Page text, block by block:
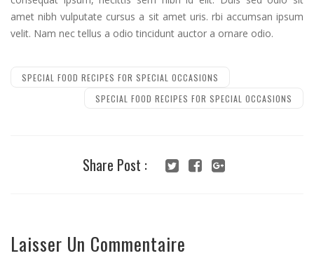
amet nibh vulputate cursus a sit amet uris. rbi accumsan ipsum
velit. Nam nec tellus a odio tincidunt auctor a ornare odio.
de
SPECIAL FOOD RECIPES FOR SPECIAL OCCASIONS
SPECIAL FOOD RECIPES FOR SPECIAL OCCASIONS
Share Post :
Laisser Un Commentaire